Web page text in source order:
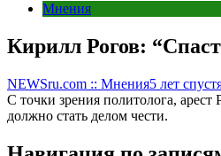
Мнения
Кирилл Рогов:
NEWSru.com :: Мнения5 лет
С точки зрения политолога,
должно стать делом чести.